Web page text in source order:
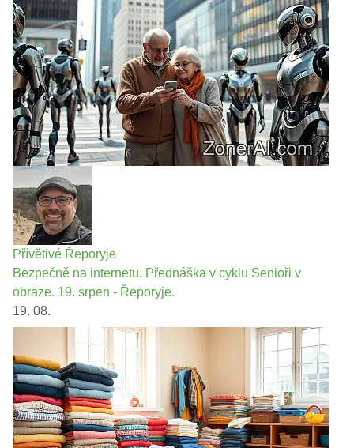
Přívětivé Řeporyje
Bezpečně na internetu. Přednáška v cyklu Senioři v
obraze. 19. srpen - Řeporyje.
19. 08.